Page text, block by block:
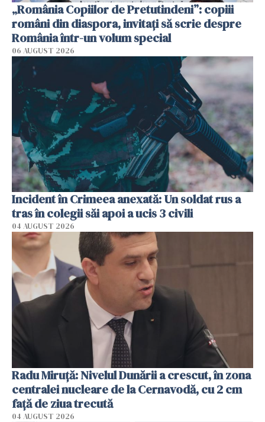
„România Copiilor de Pretutindeni”: copiii
români din diaspora, invitați să scrie despre
România într-un volum special
06 AUGUST 2026
Incident în Crimeea anexată: Un soldat rus a
tras în colegii săi apoi a ucis 3 civili
04 AUGUST 2026
Radu Miruţă: Nivelul Dunării a crescut, în zona
centralei nucleare de la Cernavodă, cu 2 cm
faţă de ziua trecută
04 AUGUST 2026